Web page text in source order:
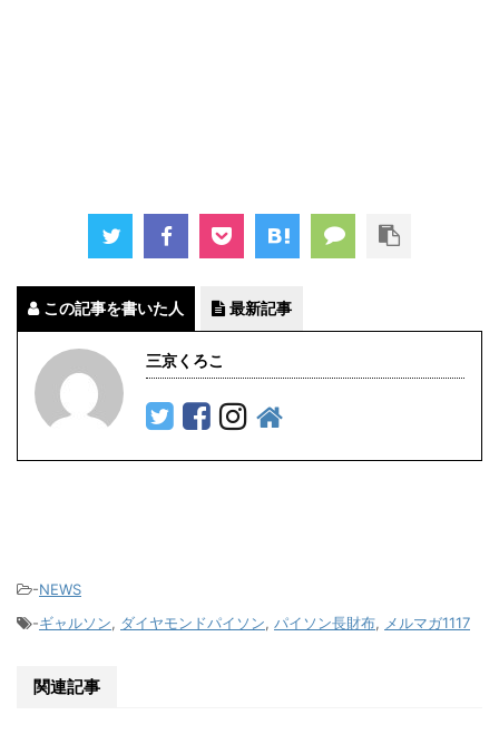
この記事を書いた人 最新記事
三京くろこ
-NEWS
-ギャルソン, ダイヤモンドパイソン, パイソン長財布, メルマガ1117
関連記事